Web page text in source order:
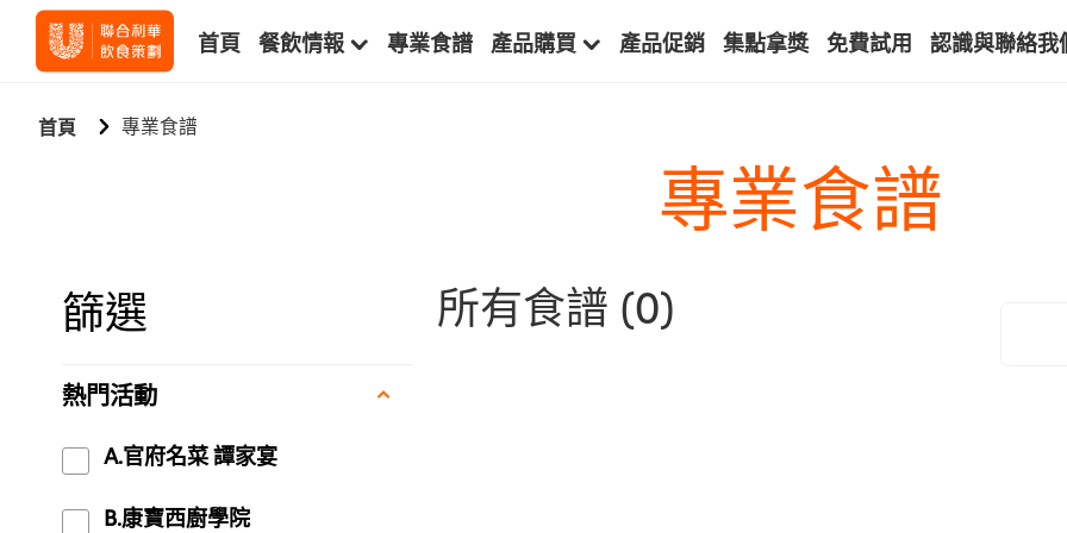
首頁 餐飲情報 專業食譜 產品購買 產品促銷 集點拿獎 免費試用 認識與聯絡我
首頁 專業食譜
專業食譜
篩選
熱門活動
A.官府名菜 譚家宴
B.康寶西廚學院
所有食譜 (0)